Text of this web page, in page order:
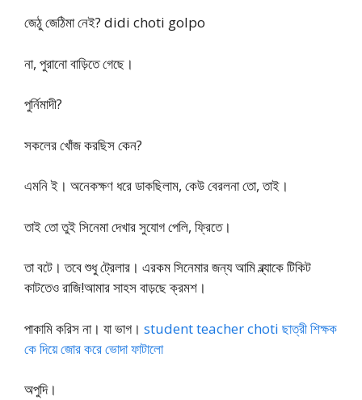
জেঠু জেঠিমা নেই? didi choti golpo
না, পুরানো বাড়িতে গেছে।
পুর্নিমাদী?
সকলের খোঁজ করছিস কেন?
এমনি ই। অনেকক্ষণ ধরে ডাকছিলাম, কেউ বেরলনা তো, তাই।
তাই তো তুই সিনেমা দেখার সুযোগ পেলি, ফ্রিতে।
তা বটে। তবে শুধু ট্রেলার। এরকম সিনেমার জন্য আমি ব্ল্যাকে টিকিট
কাটতেও রাজি!আমার সাহস বাড়ছে ক্রমশ।
পাকামি করিস না। যা ভাগ। student teacher choti ছাত্রী শিক্ষক
কে দিয়ে জোর করে ভোদা ফাটালো
অপুদি।